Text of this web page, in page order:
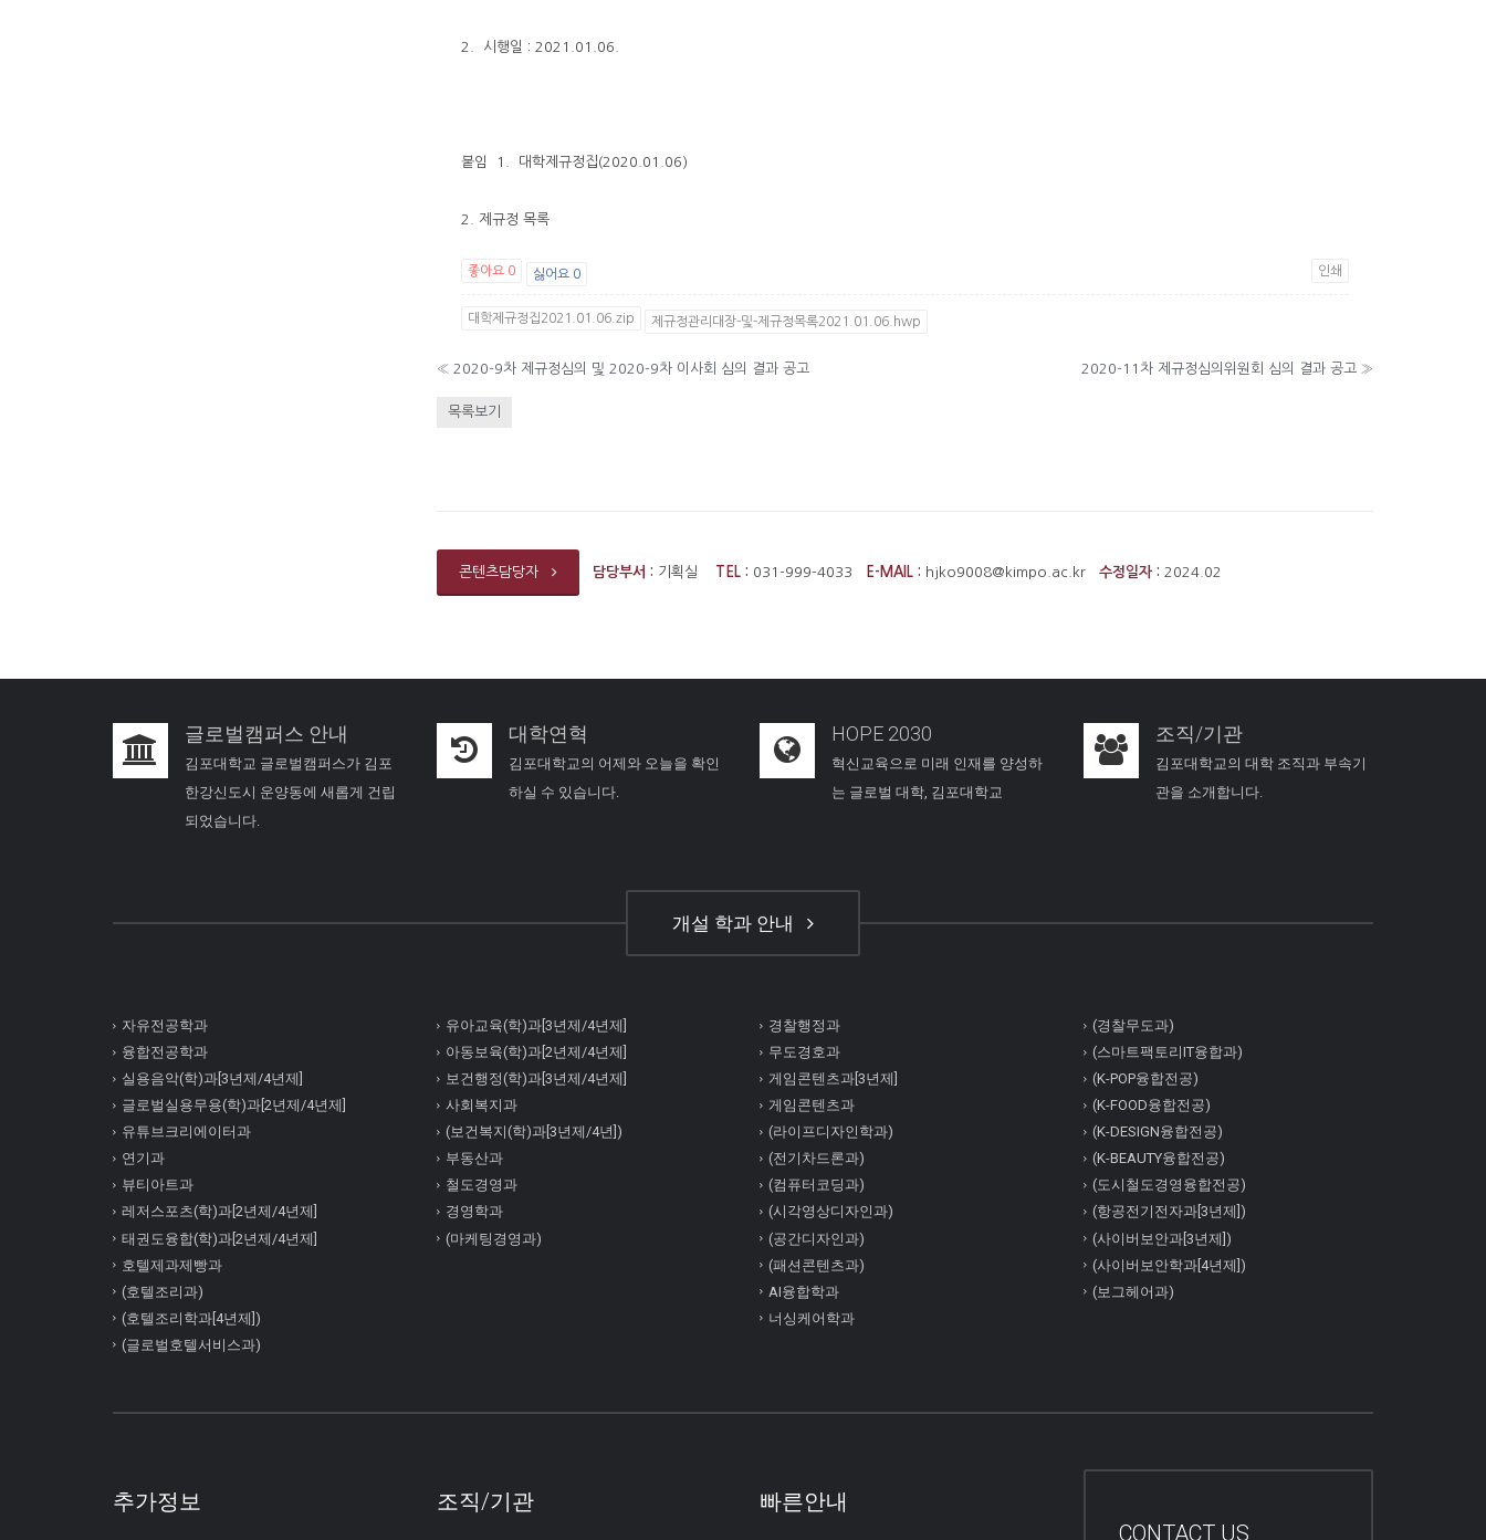
2. 시행일 : 2021.01.06.
붙임 1. 대학제규정집(2020.01.06)
2. 제규정 목록
좋아요 0 싫어요 0 인쇄
대학제규정집2021.01.06.zip 제규정관리대장-및-제규정목록2021.01.06.hwp
« 2020-9차 제규정심의 및 2020-9차 이사회 심의 결과 공고 2020-11차 제규정심의위원회 심의 결과 공고 »
목록보기
콘텐츠담당자 담당부서 : 기획실 TEL : 031-999-4033 E-MAIL : hjko9008@kimpo.ac.kr 수정일자 : 2024.02
글로벌캠퍼스 안내
김포대학교 글로벌캠퍼스가 김포
한강신도시 운양동에 새롭게 건립
되었습니다.
대학연혁
김포대학교의 어제와 오늘을 확인
하실 수 있습니다.
HOPE 2030
혁신교육으로 미래 인재를 양성하
는 글로벌 대학, 김포대학교
조직/기관
김포대학교의 대학 조직과 부속기
관을 소개합니다.
개설 학과 안내
자유전공학과
융합전공학과
실용음악(학)과[3년제/4년제]
글로벌실용무용(학)과[2년제/4년제]
유튜브크리에이터과
연기과
뷰티아트과
레저스포츠(학)과[2년제/4년제]
태권도융합(학)과[2년제/4년제]
호텔제과제빵과
(호텔조리과)
(호텔조리학과[4년제])
(글로벌호텔서비스과)
유아교육(학)과[3년제/4년제]
아동보육(학)과[2년제/4년제]
보건행정(학)과[3년제/4년제]
사회복지과
(보건복지(학)과[3년제/4년])
부동산과
철도경영과
경영학과
(마케팅경영과)
경찰행정과
무도경호과
게임콘텐츠과[3년제]
게임콘텐츠과
(라이프디자인학과)
(전기차드론과)
(컴퓨터코딩과)
(시각영상디자인과)
(공간디자인과)
(패션콘텐츠과)
AI융합학과
너싱케어학과
(경찰무도과)
(스마트팩토리IT융합과)
(K-POP융합전공)
(K-FOOD융합전공)
(K-DESIGN융합전공)
(K-BEAUTY융합전공)
(도시철도경영융합전공)
(항공전기전자과[3년제])
(사이버보안과[3년제])
(사이버보안학과[4년제])
(보그헤어과)
추가정보 조직/기관
빠른안내
CONTACT US